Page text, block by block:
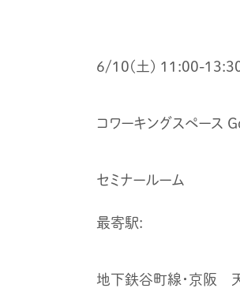
6/10(土) 11:00-
コワーキングスペース
セミナールーム
最寄駅:
地下鉄谷町線・京阪